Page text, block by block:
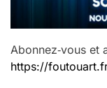
Abonnez‑vous
https://